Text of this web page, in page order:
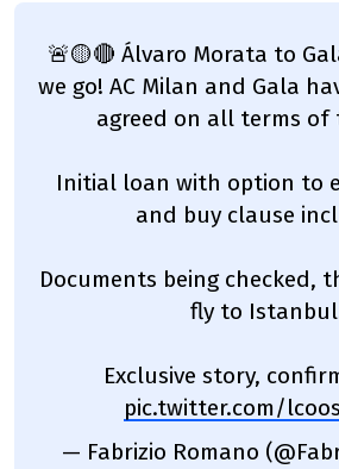
🚨🟡🔴 Álvaro Morata to
we go! AC Milan and Gala
agreed on all terms of
Initial loan with option to
and buy clause
Documents being checked,
fly to
Exclusive story,
pic.twitter.com/
— Fabrizio Romano